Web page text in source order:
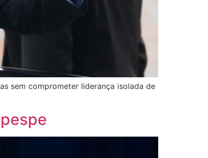
sem comprometer liderança isolada de